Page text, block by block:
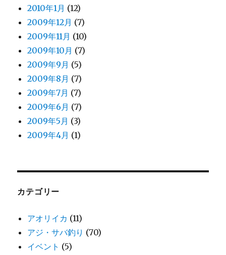
2010年1月 (12)
2009年12月 (7)
2009年11月 (10)
2009年10月 (7)
2009年9月 (5)
2009年8月 (7)
2009年7月 (7)
2009年6月 (7)
2009年5月 (3)
2009年4月 (1)
カテゴリー
アオリイカ (11)
アジ・サバ釣り (70)
イベント (5)